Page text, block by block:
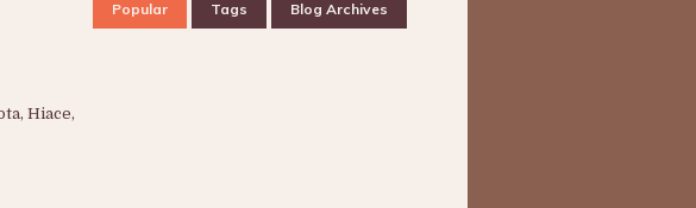
Hiace,
Popular Tags Blog Archives